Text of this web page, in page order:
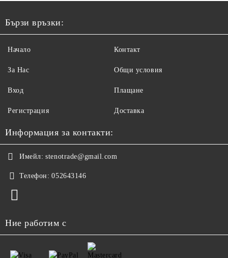
Бързи връзки:
Начало
За Нас
Вход
Регистрация
Контакт
Общи условия
Плащане
Доставка
Информация за контакти:
Имейл: stenotrade@gmail.com
Телефон: 052643146
Ние работим с